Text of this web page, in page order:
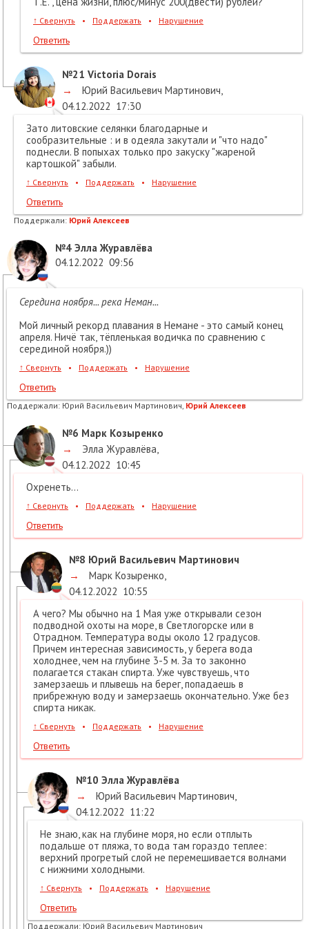
↑ Свернуть • Поддержать • Нарушение
Ответить
№21 Victoria Dorais
→
Юрий Васильевич Мартинович,
04.12.2022 17:30
Зато литовские селянки благодарные и
сообразительные : и в одеяла закутали и "что надо"
поднесли. В попыхах только про закуску "жареной
картошкой" забыли.
↑ Свернуть • Поддержать • Нарушение
Ответить
Поддержали: Юрий Алексеев
№4 Элла Журавлёва
04.12.2022 09:56
Середина ноября... река Неман...
Мой личный рекорд плавания в Немане - это самый конец
апреля. Ничё так, тёпленькая водичка по сравнению с
серединой ноября.))
↑ Свернуть • Поддержать • Нарушение
Ответить
Поддержали: Юрий Васильевич Мартинович, Юрий Алексеев
№6 Марк Козыренко
→
Элла Журавлёва,
04.12.2022 10:45
Охренеть...
↑ Свернуть • Поддержать • Нарушение
Ответить
№8 Юрий Васильевич Мартинович
→
Марк Козыренко,
04.12.2022 10:55
А чего? Мы обычно на 1 Мая уже открывали сезон
подводной охоты на море, в Светлогорске или в
Отрадном. Температура воды около 12 градусов.
Причем интересная зависимость, у берега вода
холоднее, чем на глубине 3-5 м. За то законно
полагается стакан спирта. Уже чувствуешь, что
замерзаешь и плывешь на берег, попадаешь в
прибрежную воду и замерзаешь окончательно. Уже без
спирта никак.
↑ Свернуть • Поддержать • Нарушение
Ответить
№10 Элла Журавлёва
→
Юрий Васильевич Мартинович,
04.12.2022 11:22
Не знаю, как на глубине моря, но если отплыть
подальше от пляжа, то вода там гораздо теплее:
верхний прогретый слой не перемешивается волнами
с нижними холодными.
↑ Свернуть • Поддержать • Нарушение
Ответить
Поддержали: Юрий Васильевич Мартинович